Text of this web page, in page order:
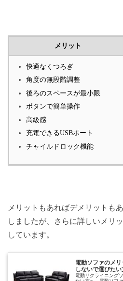
メリット
快適なくつろぎ
角度の無段階調整
後ろのスペースが最小限
ボタンで簡単操作
高級感
充電できるUSBポート
チャイルドロック機能
メリットもあればデメリットも
しましたが、さらに詳しいメリ
しています。
電動ソファのメ
しないで選びたい
電動リクライニング